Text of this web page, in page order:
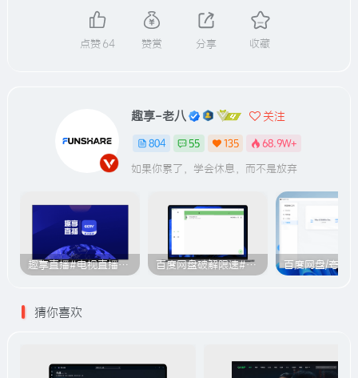
点赞64 赞赏 分享 收藏
趣享-老八 关注
804 55 135 68.9W+
如果你累了，学会休息，而不是放弃
趣享直播#电视直播软件#2000+个超清直播频道#支持电视和安卓手机 百度网盘破解限速#突破官方限速#满速下载#A614
猜你喜欢